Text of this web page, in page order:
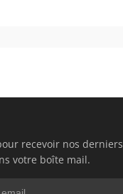
recevoir nos
votre boîte mail.